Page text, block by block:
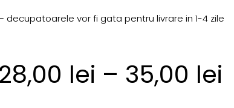
decupatoarele vor fi gata pentru livrare in 1-4 zile
28,00 lei – 35,00 lei